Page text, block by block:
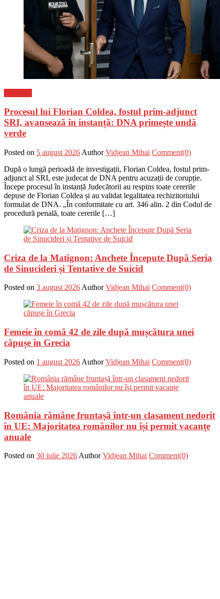
Procesul lui Florian Coldea, fostul prim-adjunct
SRI, avansează în instanță: DNA primește undă
verde
Posted on 5 august 2026 Author Vidjean Mihai Comment(0)
După o lungă perioadă de investigații, Florian Coldea, fostul prim-
adjunct al SRI, este judecat de DNA pentru acuzații de corupție.
Începe procesul în instanță Judecătorii au respins toate cererile
depuse de Florian Coldea și au validat legalitatea rechizitoriului
formulat de DNA. „În conformitate cu art. 346 alin. 2 din Codul de
procedură penală, toate cererile […]
Criza de la Matignon: Anchete Începute După Seria
de Sinucideri și Tentative de Suicid
Posted on 3 august 2026Author Vidjean Mihai Comment(0)
Femeie în comă 42 de zile după mușcătura unei
căpușe în Grecia
Posted on 1 august 2026 Author Vidjean Mihai Comment(0)
România rămâne fruntașă într-un clasament nedorit
în UE: Majoritatea românilor nu își permit vacanțe
anuale
Posted on 30 iulie 2026 Author Vidjean Mihai Comment(0)